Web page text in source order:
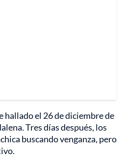
hallado el 26 de diciembre de
Tres días después, los
buscando venganza, pero